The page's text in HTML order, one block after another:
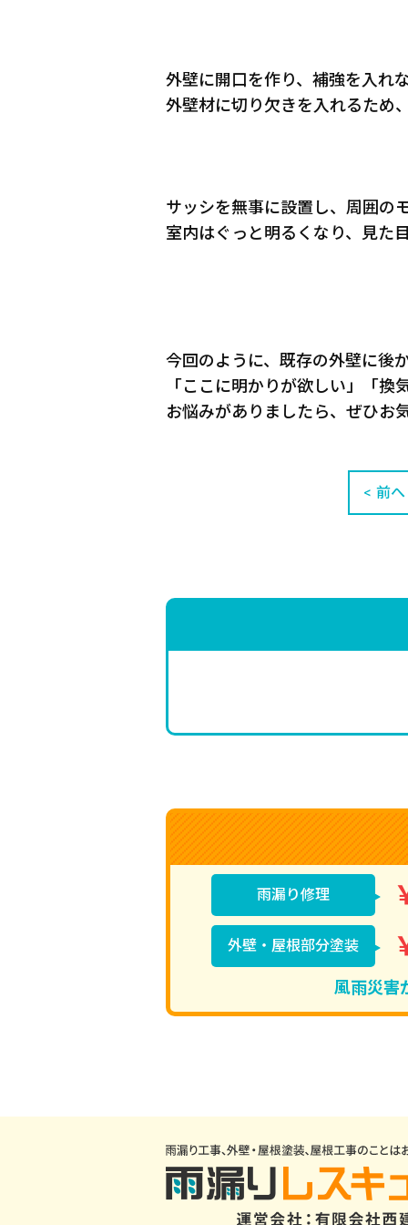
外壁に開口を作り、補強を入れ
外壁材に切り欠きを入れるため
サッシを無事に設置し、周囲の
室内はぐっと明るくなり、見た
今回のように、既存の外壁に後
「ここに明かりが欲しい」「
お悩みがありましたら、ぜひお
前へ
雨漏り修理
外壁・屋根部分塗装
風雨災害